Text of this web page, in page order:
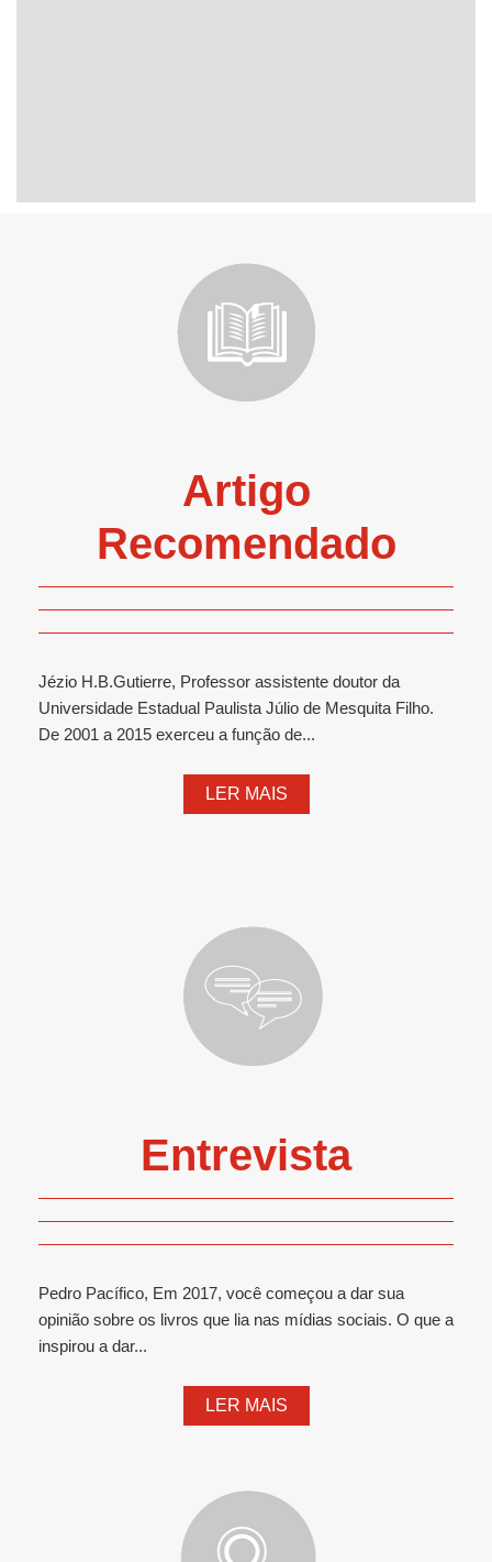
Artigo
Recomendado
Jézio H.B.Gutierre, Professor assistente doutor da
Universidade Estadual Paulista Júlio de Mesquita Filho.
De 2001 a 2015 exerceu a função de...
LER MAIS
Entrevista
Pedro Pacífico, Em 2017, você começou a dar sua
opinião sobre os livros que lia nas mídias sociais. O que a
inspirou a dar...
LER MAIS